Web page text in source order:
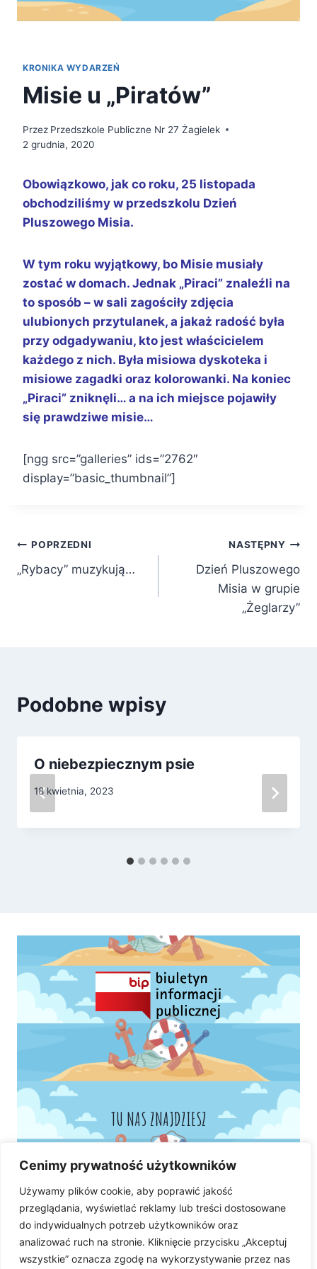
Cenimy prywatność użytkowników
Używamy plików cookie, aby poprawić jakość
przeglądania, wyświetlać reklamy lub treści dostosowane
do indywidualnych potrzeb użytkowników oraz
analizować ruch na stronie. Kliknięcie przycisku „Akceptuj
wszystkie” oznacza zgodę na wykorzystywanie przez nas
KRONIKA WYDARZEŃ
Misie u „Piratów”
Przez Przedszkole Publiczne Nr 27 Żagielek
2 grudnia, 2020
Obowiązkowo, jak co roku, 25 listopada
obchodziliśmy w przedszkolu Dzień
Pluszowego Misia.
W tym roku wyjątkowy, bo Misie musiały
zostać w domach. Jednak „Piraci” znaleźli na
to sposób – w sali zagościły zdjęcia
ulubionych przytulanek, a jakaż radość była
przy odgadywaniu, kto jest właścicielem
każdego z nich. Była misiowa dyskoteka i
misiowe zagadki oraz kolorowanki. Na koniec
„Piraci” zniknęli… a na ich miejsce pojawiły
się prawdziwe misie…
[ngg src=”galleries” ids=”2762″
display=”basic_thumbnail”]
Nawigacja
wpisu
POPRZEDNI
„Rybacy” muzykują…
NASTĘPNY
Dzień Pluszowego
Misia w grupie
„Żeglarzy”
Podobne wpisy
O niebezpiecznym psie
18 kwietnia, 2023
TU NAS ZNAJDZIESZ